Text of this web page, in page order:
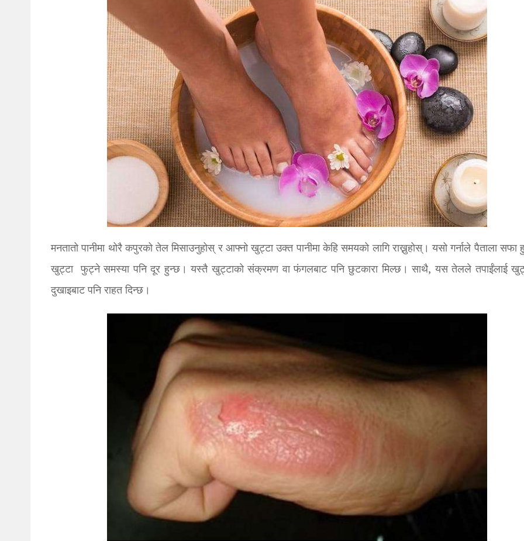
मनतातो पानीमा थोरै कपुरको तेल मिसाउनुहोस् र आफ्नो खुट्टा उक्त पानीमा केहि समयको लागि राख्नुहोस्। यसो गर्नाले पैताला सफा
खुट्टा फुट्ने समस्या पनि दूर हुन्छ। यस्तै खुट्टाको संक्रमण वा फंगलबाट पनि छुटकारा मिल्छ। साथै, यस तेलले तपाईंलाई
दुखाइबाट पनि राहत दिन्छ।